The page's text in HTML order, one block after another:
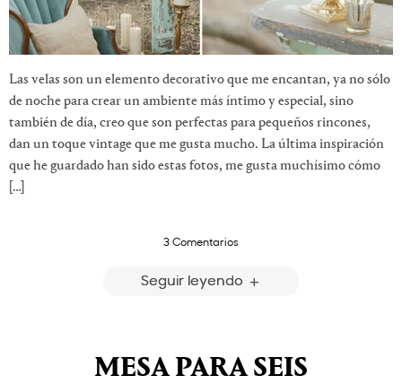
Las velas son un elemento decorativo que me encantan, ya no sólo
de noche para crear un ambiente más íntimo y especial, sino
también de día, creo que son perfectas para pequeños rincones,
dan un toque vintage que me gusta mucho. La última inspiración
que he guardado han sido estas fotos, me gusta muchísimo cómo
[…]
3 Comentarios
Seguir leyendo
MESA PARA SEIS